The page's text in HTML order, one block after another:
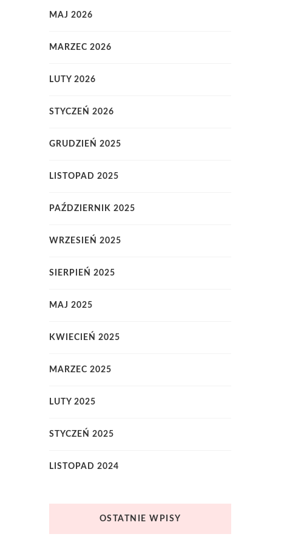
MAJ 2026
MARZEC 2026
LUTY 2026
STYCZEŃ 2026
GRUDZIEŃ 2025
LISTOPAD 2025
PAŹDZIERNIK 2025
WRZESIEŃ 2025
SIERPIEŃ 2025
MAJ 2025
KWIECIEŃ 2025
MARZEC 2025
LUTY 2025
STYCZEŃ 2025
LISTOPAD 2024
OSTATNIE WPISY